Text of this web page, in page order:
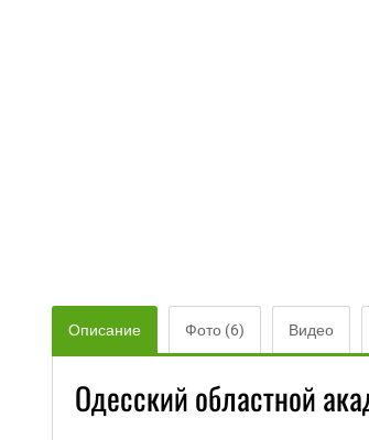
Описание Фото (6) Видео
Одесский областной